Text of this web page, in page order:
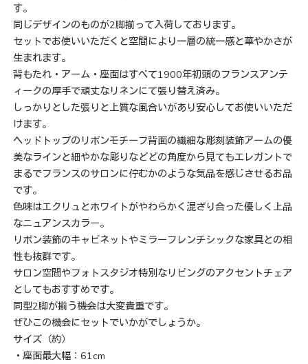
す。
同じデザインのものが2脚揃って入荷しております。
セットでお使いいただくと空間により一層の統一感と華やかさが
生まれます。
背もたれ・アーム・座面はすべて1900年初頭のフランスアンテ
ィークの厚手で頑丈なリネンにて張り替え済み。
しっかりとした張りと上質な風合いがあり安心してお使いいただ
けます。
ヘッドトップのリボンモチーフ背面の繊細な彫刻装飾アームの優
美なラインと細やかな彫りなどどの角度から見てもエレガントで
まるでフランスのサロンに佇むかのような気品を感じさせるお品
です。
色味はエクリュとホワイトがやわらかく混ざり合った優しく上品
なニュアンスカラー。
リボン装飾のキャビネットやミラーフレンチシックな家具との相
性も抜群です。
サロン空間やフォトスタジオ特別なリビングのアクセントチェア
としてもおすすめです。
同型2脚が揃う機会は大変貴重です。
ぜひこの機会にセットでいかがでしょうか。
サイズ（約）
・座面最大幅：61cm